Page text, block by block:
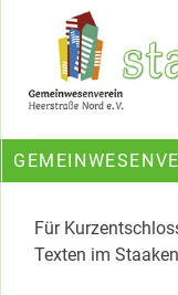
Ein Projekt des
Für
Texten im